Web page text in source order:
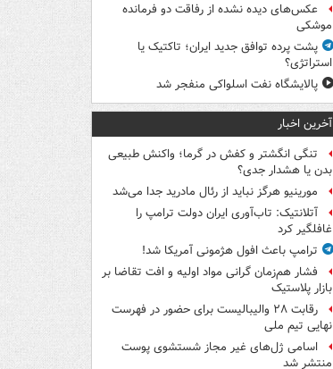
عکس‌های دیده نشده از رفاقت دو فرمانده‌
موشکی
پشت پرده توافق جدید ایران؛ تاکتیک یا
استراتژی؟
پالایشگاه نفت اسلواکی منفجر شد
آخرین اخبار
تنگی انگشتر و کفش در گرما؛ واکنش طبیعی
بدن یا هشدار جدی؟
مورینیو هرگز نباید از رئال مادرید جدا می‌شد
آتلانتیک: تاب‌آوری ایران دولت ترامپ را
غافلگیر کرد
ترامپ باعث افول هژمونی آمریکا شد!
فشار هم‌زمان گرانی مواد اولیه و افت تقاضا بر
بازار پلاستیک
رقابت ۲۸ والیبالیست برای حضور در فهرست
نهایی تیم ملی
اسامی ژل‌های غیر مجاز شستشوی پوست
منتشر شد